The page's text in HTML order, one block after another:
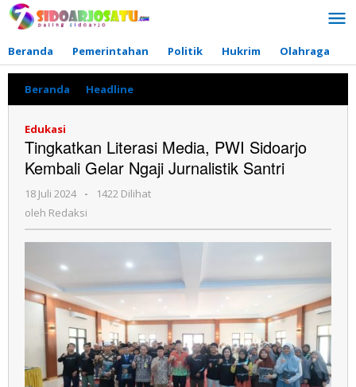
Lewati
ke
Beranda
Pemerintahan Politik Hukrim Olahraga
Beranda Headline
Literasi
Sidoarjo
Kembali
Gelar
Ngaji
Santri
Edukasi
Tingkatkan Literasi Media, PWI Sidoarjo
Kembali Gelar Ngaji Jurnalistik Santri
18 Juli 2024
oleh
Redaksi
-
1422 Dilihat
oleh Redaksi